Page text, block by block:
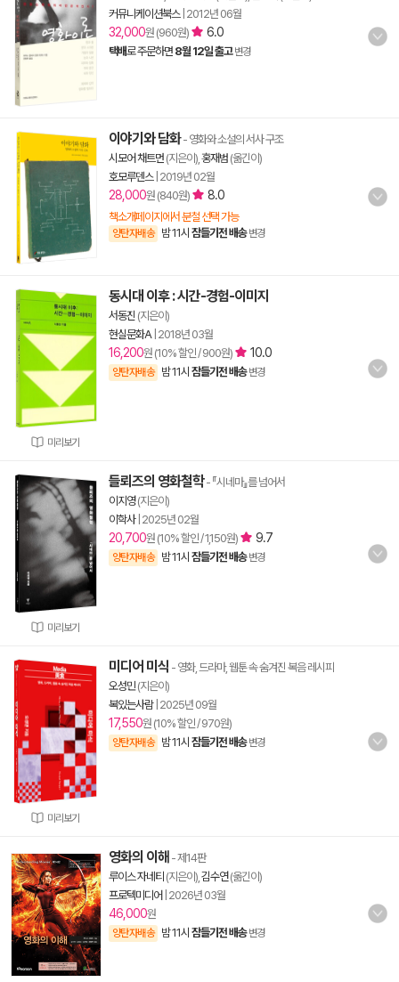
커뮤니케이션북스| 2012년 06월
32,000원 (960원) 6.0
택배로 주문하면 8월 12일 출고 변경
이야기와 담화- 영화와 소설의 서사 구조
시모어 채트먼 (지은이), 홍재범 (옮긴이)
호모루덴스| 2019년 02월
28,000원 (840원) 8.0
책소개페이지에서 분철 선택 가능
양탄자배송 밤 11시 잠들기전 배송 변경
미리보기
동시대 이후 : 시간-경험-이미지
서동진 (지은이)
현실문화A| 2018년 03월
16,200원 (10% 할인 / 900원) 10.0
양탄자배송 밤 11시 잠들기전 배송 변경
미리보기
들뢰즈의 영화철학- 『시네마』를 넘어서
이지영(지은이)
이학사| 2025년 02월
20,700원 (10% 할인 / 1,150원) 9.7
양탄자배송 밤 11시 잠들기전 배송 변경
미리보기
미디어 미식 - 영화, 드라마, 웹툰 속 숨겨진 복음 레시피
오성민(지은이)
복있는사람| 2025년 09월
17,550원 (10% 할인 / 970원)
양탄자배송 밤 11시 잠들기전 배송 변경
영화의 이해 - 제14판
루이스 자네티 (지은이), 김수연(옮긴이)
프로텍미디어 2026년 03월
46,000원
양탄자배송 밤 11시 잠들기전 배송 변경